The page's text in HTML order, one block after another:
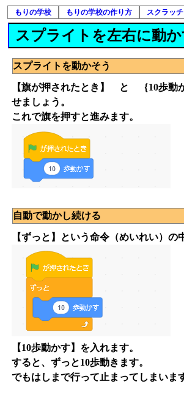
もりの学校 もりの学校の作り方 スクラッチ
スプライトを左右に動
スプライトを動かそう
【旗が押されたとき】 と ｛10歩動
せましょう。
これで旗を押すと進みます。
自動で動かし続ける
【ずっと】という命令（めいれい）の
【10歩動かす】を入れます。
すると、ずっと10歩動きます。
でもはしまで行って止まってしまいま